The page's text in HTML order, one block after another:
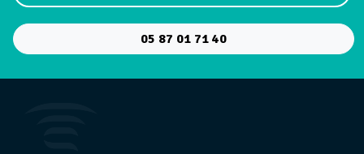
05 87 01 71 40